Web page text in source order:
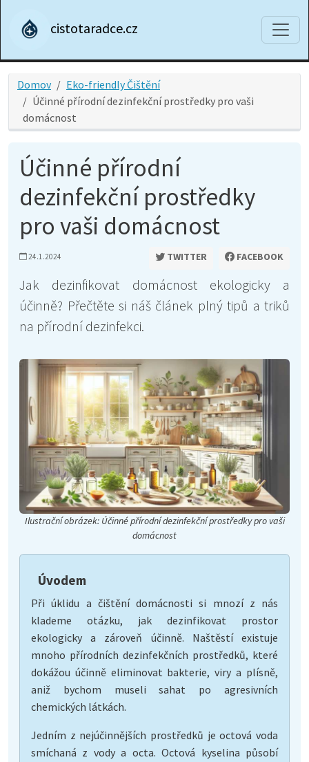
cistotaradce.cz
Domov
Eko-friendly Čištění
Účinné přírodní dezinfekční prostředky pro vaši
domácnost
Účinné přírodní
dezinfekční prostředky
pro vaši domácnost
24.1.2024 TWITTER FACEBOOK
Jak dezinfikovat domácnost ekologicky a
účinně? Přečtěte si náš článek plný tipů a triků
na přírodní dezinfekci.
Ilustrační obrázek: Účinné přírodní dezinfekční prostředky pro vaši
domácnost
Úvodem
Při úklidu a čištění domácnosti si mnozí z nás
klademe otázku, jak dezinfikovat prostor
ekologicky a zároveň účinně. Naštěstí existuje
mnoho přírodních dezinfekčních prostředků, které
dokážou účinně eliminovat bakterie, viry a plísně,
aniž bychom museli sahat po agresivních
chemických látkách.
Jedním z nejúčinnějších prostředků je octová voda
smíchaná z vody a octa. Octová kyselina působí